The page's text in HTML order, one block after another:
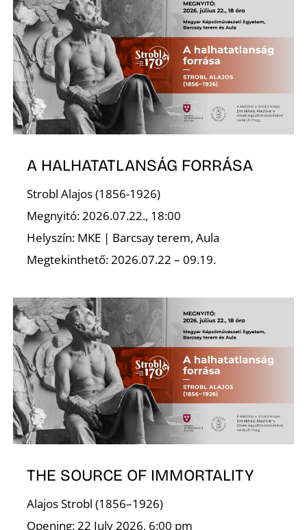
A HALHATATLANSÁG FORRÁSA
Strobl Alajos (1856-1926)
Megnyitó: 2026.07.22., 18:00
Helyszín: MKE | Barcsay terem, Aula
Megtekinthető: 2026.07.22 – 09.19.
THE SOURCE OF IMMORTALITY
Alajos Strobl (1856–1926)
Opening: 22 July 2026, 6:00 pm